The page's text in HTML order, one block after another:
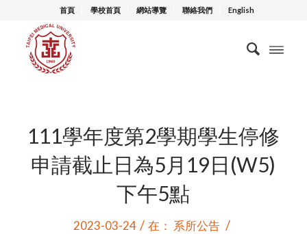
首頁 學校首頁 網站導覽 聯絡我們 English
111學年度第2學期學生停修
申請截止日為5月19日(W5)
下午5點
2023-03-24 / 在： 系所公告 /